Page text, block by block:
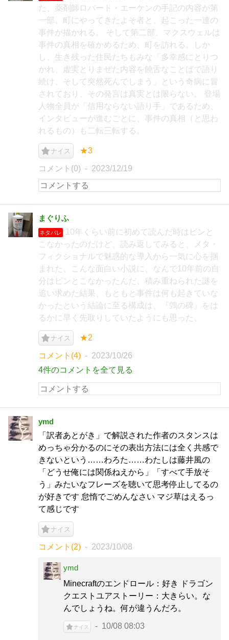
た、薬剤師ロバート・エーケンの手記の内容が第
一部。町にやってきたよそ者と、起こった一連の
事件が描かれる。 そして第二部、マクスウェルは
事件の真相を確かめるため、町を訪れる。しか
し、生き残った住民たちもみな「多幸感にとりつ
かれ、虚実とりまぜた内容を饒舌なことばで語り
続け、そして突然死んでしまう」という奇病に冒
されており、その発言は真実とは限らない。 登場
人物全員が「信用ならない語り手」であるため、
インタビューが進むごとに、事件の真相（と思わ
れるもの）も二転三転する。
ナイス ★3
コメント(0) 2023/12/19
まぐりふ
ネタバレ
10年くらい前に初めて読んだ時はピンと
こなかったのだけど、読み返してみると、メタ・
フィクショナルで魅惑的な導入から一気に心を掴
まれた。こんな面白い小説に、なんで10年前の自
分はピンとこなかったんだ。積み重ねられた謎を
追い求めた結果、もともと事件は何も起きていな
かったという結論に至る構成は、『鵼の碑』をは
るかに早く先取りしていたようにも思った。
ナイス ★2
コメント(4)
2023/10/26
4件のコメントを全て見る
ymd
「訳者あとがき」で解説された作者のスタンスは
めっちゃ分かるのにその表出方法には全く共感で
きないという……わろた……わたしは藤井風の
「どうせ俺には関係ねえから」「すべて手放そ
う」みたいなフレーズを聴いて思考停止してるの
が好きです 怠惰でごめんなさい マジ草はえるっ
て感じです
ナイス
コメント(2) 2023/10/08
ymd
Minecraftのエンドロール：好き ドラゴン
クエストユアストーリー：大きらい。な
んでしょうね。何が違うんだろ。
ナイス 10/08 08:03